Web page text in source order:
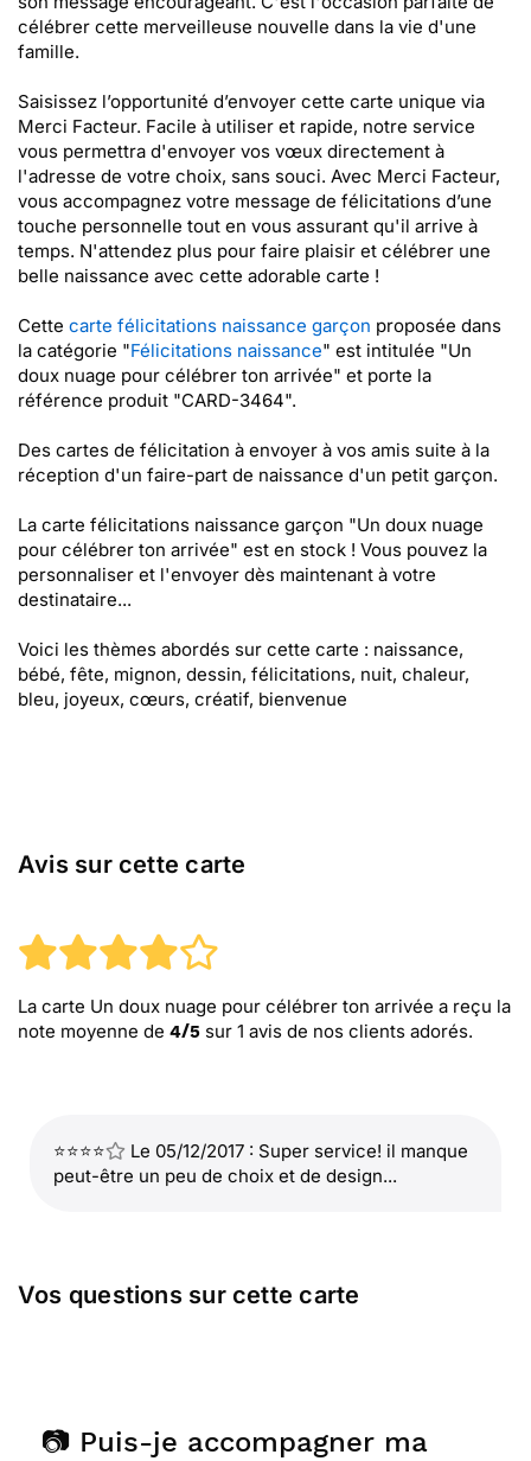
célébrer cette merveilleuse nouvelle dans la vie d'une
famille.
Saisissez l’opportunité d’envoyer cette carte unique via
Merci Facteur. Facile à utiliser et rapide, notre service
vous permettra d'envoyer vos vœux directement à
l'adresse de votre choix, sans souci. Avec Merci Facteur,
vous accompagnez votre message de félicitations d’une
touche personnelle tout en vous assurant qu'il arrive à
temps. N'attendez plus pour faire plaisir et célébrer une
belle naissance avec cette adorable carte !
Cette carte félicitations naissance garçon proposée dans
la catégorie "Félicitations naissance" est intitulée "Un
doux nuage pour célébrer ton arrivée" et porte la
référence produit "CARD-3464".
Des cartes de félicitation à envoyer à vos amis suite à la
réception d'un faire-part de naissance d'un petit garçon.
La carte félicitations naissance garçon "Un doux nuage
pour célébrer ton arrivée" est en stock ! Vous pouvez la
personnaliser et l'envoyer dès maintenant à votre
destinataire...
Voici les thèmes abordés sur cette carte : naissance,
bébé, fête, mignon, dessin, félicitations, nuit, chaleur,
bleu, joyeux, cœurs, créatif, bienvenue
Avis sur cette carte
La carte Un doux nuage pour célébrer ton arrivée a reçu la
note moyenne de 4/5 sur 1 avis de nos clients adorés.
⭐⭐⭐⭐
Le 05/12/2017 : Super service! il manque
peut-être un peu de choix et de design...
Vos questions sur cette carte
📷 Puis-je accompagner ma